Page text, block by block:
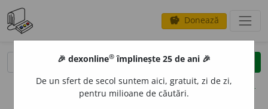
savings Donează
clear
opțiuni
🎉 dexonline® împlinește 25 de ani 🎉
De un sfert de secol suntem aici, gratuit, zi de zi,
pentru milioane de căutări.